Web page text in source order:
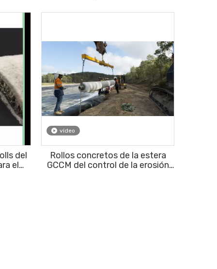
para el revestimiento de la zanja
del
el
vídeo
Rollos concretos de la estera
GCCM del control de la erosión